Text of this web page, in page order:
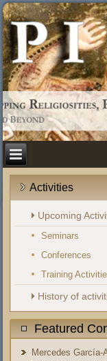
Activities
Upcoming
Seminars
Conferences
Training
History of
Featured
Mercedes García-